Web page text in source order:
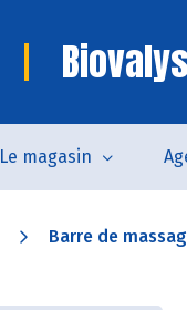
Biovalys
Le magasin
Barre de